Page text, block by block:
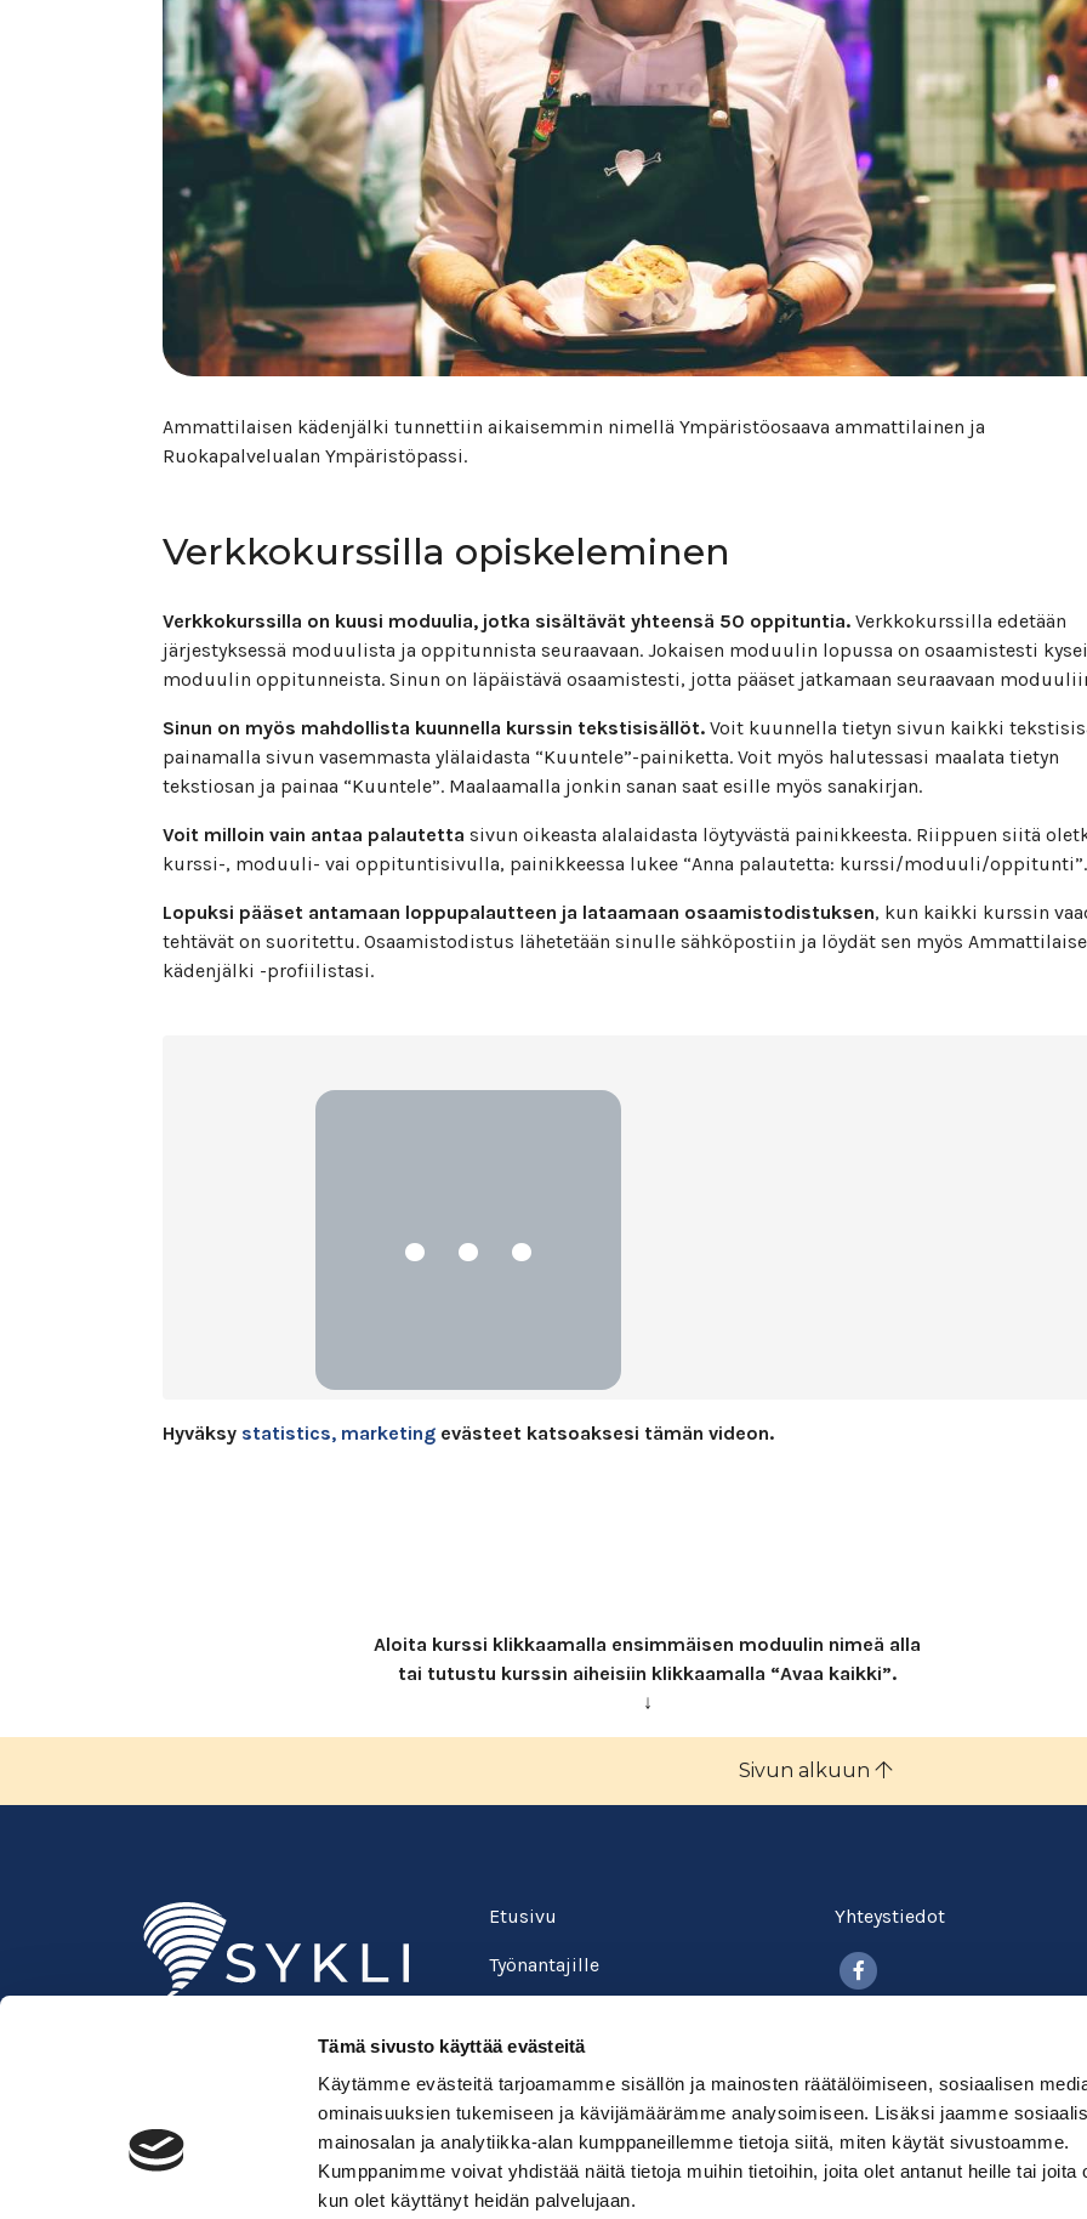
Tämä sivusto käyttää evästeitä
Käytämme evästeitä tarjoamamme sisällön ja mainosten räätälöimiseen, sosiaalisen
ominaisuuksien tukemiseen ja kävijämäärämme analysoimiseen. Lisäksi jaamme
mainosalan ja analytiikka-alan kumppaneillemme tietoja siitä, miten käytät sivustoamme.
Kumppanimme voivat yhdistää näitä tietoja muihin tietoihin, joita olet antanut heille tai joita
kun olet käyttänyt heidän palvelujaan.
Ammattilaisen kädenjälki tunnettiin aikaisemmin nimellä Ympäristöosaava ammattilainen ja
Ruokapalvelualan Ympäristöpassi.
Verkkokurssilla opiskeleminen
Verkkokurssilla on kuusi moduulia, jotka sisältävät yhteensä 50 oppituntia. Verkkokurssilla edetään
järjestyksessä moduulista ja oppitunnista seuraavaan. Jokaisen moduulin lopussa on osaamistesti
moduulin oppitunneista. Sinun on läpäistävä osaamistesti, jotta pääset jatkamaan seuraavaan
Sinun on myös mahdollista kuunnella kurssin tekstisisällöt. Voit kuunnella tietyn sivun kaikki
painamalla sivun vasemmasta ylälaidasta “Kuuntele”-painiketta. Voit myös halutessasi maalata tietyn
tekstiosan ja painaa “Kuuntele”. Maalaamalla jonkin sanan saat esille myös sanakirjan.
Voit milloin vain antaa palautetta sivun oikeasta alalaidasta löytyvästä painikkeesta. Riippuen siitä
kurssi-, moduuli- vai oppituntisivulla, painikkeessa lukee “Anna palautetta: kurssi/moduuli/oppitunti”.
Lopuksi pääset antamaan loppupalautteen ja lataamaan osaamistodistuksen, kun kaikki kurssin
tehtävät on suoritettu. Osaamistodistus lähetetään sinulle sähköpostiin ja löydät sen myös
kädenjälki -profiilistasi.
Hyväksy statistics, marketing evästeet katsoaksesi tämän videon.
Aloita kurssi klikkaamalla ensimmäisen moduulin nimeä alla
tai tutustu kurssin aiheisiin klikkaamalla “Avaa kaikki”.
↓
Sivun alkuun
Esterinportti 1, 3. krs.
00240 Helsinki
050 529 6428
Etusivu
Työnantajille
Verkkokurssit
Kirjaudu
Yhteystiedot
Evästekäytäntö
Maksu- ja toimitusehdot